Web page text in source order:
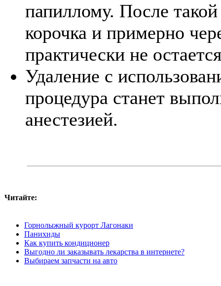
папиллому. После
корочка и примерно
практически не
Удаление с
процедура станет
анестезией.
Читайте:
Горнолыжный курорт Лагонаки
Панихиды
Как купить кондиционер
Выгодно ли заказывать лекарства в интернете?
Выбираем запчасти на авто